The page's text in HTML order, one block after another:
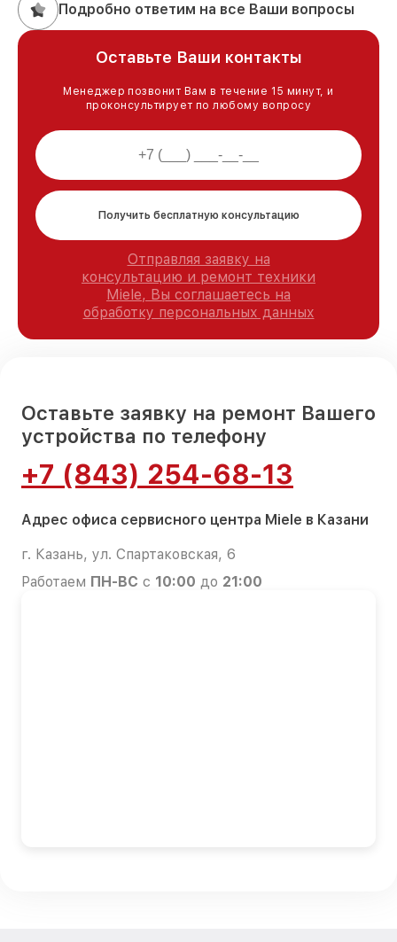
Подробно ответим на все Ваши вопросы
Оставьте Ваши контакты
Менеджер позвонит Вам в течение 15 минут, и
проконсультирует по любому вопросу
Получить бесплатную консультацию
Отправляя заявку на
консультацию и ремонт техники
Miele, Вы соглашаетесь на
обработку персональных данных
Оставьте заявку на ремонт Вашего
устройства по телефону
+7 (843) 254-68-13
Адрес офиса сервисного центра Miele в Казани
г. Казань, ул. Спартаковская, 6
Работаем ПН-ВС с 10:00 до 21:00